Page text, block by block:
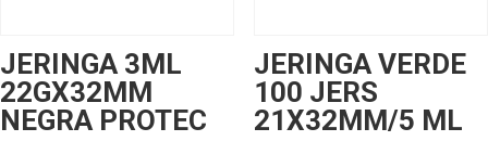
JERINGA 3ML
22GX32MM
NEGRA PROTEC
JERINGA VERDE
100 JERS
21X32MM/5 ML